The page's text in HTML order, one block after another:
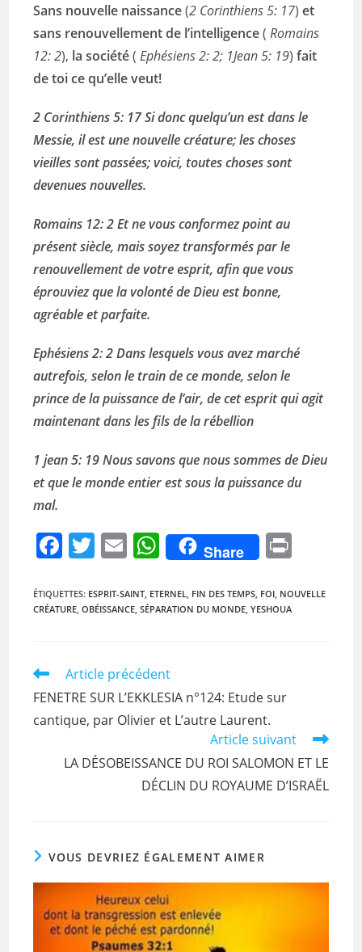
Sans nouvelle naissance(2 Corinthiens 5: 17)et
sans renouvellement de l’intelligence(Romains
12: 2), la société(Ephésiens 2: 2; 1Jean 5: 19)fait
de toi ce qu’elle veut!
2 Corinthiens 5: 17 Si donc quelqu’un est dans le
Messie, il est une nouvelle créature; les choses
vieilles sont passées; voici, toutes choses sont
devenues nouvelles.
Romains 12: 2 Et ne vous conformez point au
présent siècle, mais soyez transformés par le
renouvellement de votre esprit, afin que vous
éprouviez que la volonté de Dieu est bonne,
agréable et parfaite.
Ephésiens 2: 2Dans lesquels vous avez marché
autrefois, selon le train de ce monde, selon le
prince de la puissance de l’air, de cet esprit qui agit
maintenant dans les fils de la rébellion
1 jean 5: 19Nous savons que nous sommes de Dieu
et que le monde entier est sous la puissance du
mal.
F
c
e
o
o
k
T
itt
er
E
ai
l
W
h
at
s
p
p
Share
t
ÉTIQUETTES: ESPRIT-SAINT ETERNEL FIN DES TEMPS FOI NOUVELLE
CRÉATURE OBÉISSANCE SÉPARATION DU MONDE YESHOUA
Read
articles
Article précédent
FENETRE SUR L’EKKLESIA n°124: Etude sur
cantique, par Olivier et L’autre Laurent.
Article suivant
LA DÉSOBEISSANCE DU ROI SALOMON ET LE
DÉCLIN DU ROYAUME D’ISRAËL
VOUS DEVRIEZ ÉGALEMENT AIMER